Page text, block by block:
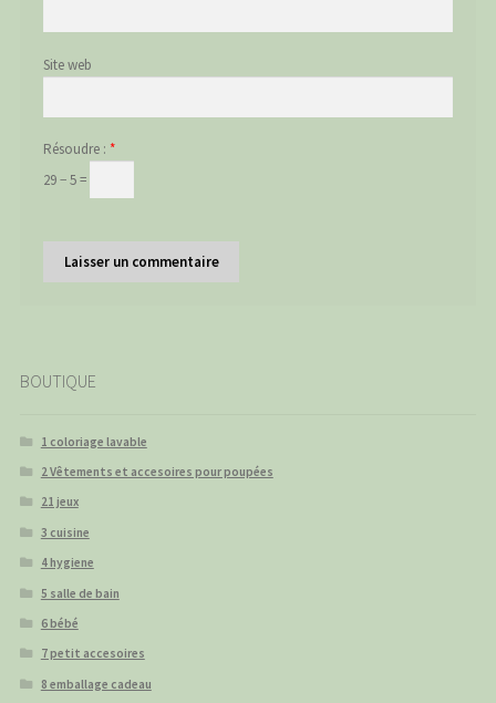
Site web
Résoudre : *
29 − 5 =
BOUTIQUE
1 coloriage lavable
2 Vêtements et accesoires pour poupées
21 jeux
3 cuisine
4 hygiene
5 salle de bain
6 bébé
7 petit accesoires
8 emballage cadeau